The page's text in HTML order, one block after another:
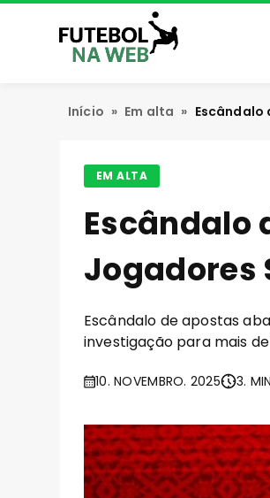
Início » Em alta » Escândalo
EM ALTA
Escândalo
Jogadores
Escândalo de apostas
investigação para mais de
10. NOVEMBRO. 2025 3.